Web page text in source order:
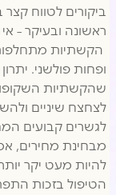
ביקורים לטווח
ראשונה ובעיקר –
הקשתיות
ופחות פולשני.
שהקשתיות
לצחצח שיניים
לגשרים קבועים
מבחינת מחירים,
להיות מעט יקר
הטיפול בזכות